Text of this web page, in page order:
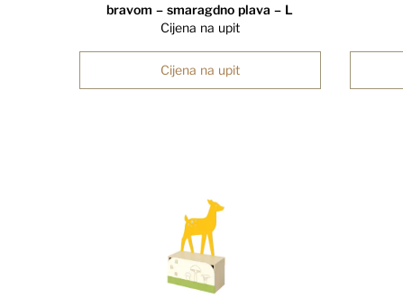
bravom – smaragdno plava – L
Cijena na upit
Cijena na upit